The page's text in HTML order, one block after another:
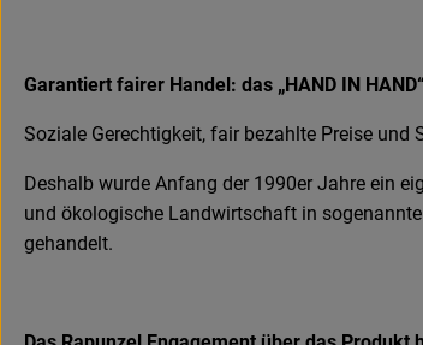
Garantiert fairer Handel: das „HAND IN
Soziale Gerechtigkeit, fair bezahlte Preise
Deshalb wurde Anfang der 1990er Jahre ein
und ökologische Landwirtschaft in
gehandelt.